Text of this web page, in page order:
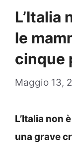
L’Italia
le
cinque
Maggio 13,
L’Italia non
una grave